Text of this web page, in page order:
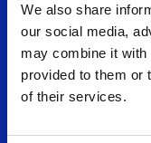
We also share
our social media,
may combine it with
provided to them or
of their services.
Zurich
2027